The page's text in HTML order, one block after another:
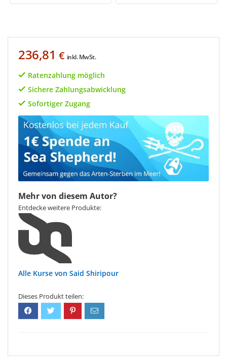
236,81 € inkl. MwSt.
Ratenzahlung möglich
Sichere Zahlungsabwicklung
Sofortiger Zugang
Mehr von diesem Autor?
Entdecke weitere Produkte:
Said Shiripour